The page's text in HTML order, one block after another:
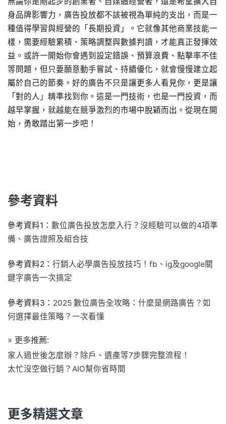
身品牌影響力，廣告投放都不該被視為單純的支出，而是一
種值得學習與經營的「長期投資」。它就像其他商業技能一
樣，需要經驗累積、策略調整與數據判讀，才能真正發揮效
益。或許一開始你會遇到設定錯誤、預算浪費、點擊率不佳
等問題，但只要願意動手嘗試、持續優化，就會慢慢建立起
屬於自己的節奏。好的廣告不只是讓更多人看見你，更是讓
「對的人」精準找到你。這是一門技術，也是一門投資，而
越早掌握，就越能在競爭激烈的市場中脫穎而出。從現在開
始，勇敢踏出第一步吧！
參考資料
參考資料1： 數位廣告投放怎麼入行？沒經驗可以做的4項準
備、廣告證照及組合技
參考資料2： 行銷人必學廣告投放技巧！fb、ig及google關
鍵字廣告一次搞定
參考資料3： 2025 數位廣告全攻略：什麼是網路廣告？如
何選擇最佳策略？一次看懂
» 更多推薦:
家人過世後怎麼辦？除戶、遺產等7步驟完整流程！
太忙沒空做行銷？AIO幫你省時間
更多精選文章